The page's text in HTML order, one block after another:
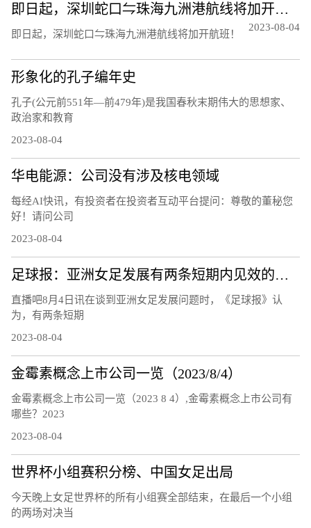
即日起，深圳蛇口⇋珠海九洲港航线将加开航班！
即日起，深圳蛇口⇋珠海九洲港航线将加开航班！
2023-08-04
形象化的孔子编年史
孔子(公元前551年—前479年)是我国春秋末期伟大的思想家、
政治家和教育
2023-08-04
华电能源：公司没有涉及核电领域
每经AI快讯，有投资者在投资者互动平台提问：尊敬的董秘您
好！请问公司
2023-08-04
足球报：亚洲女足发展有两条短期内见效的道路，留洋和归化
直播吧8月4日讯在谈到亚洲女足发展问题时，《足球报》认
为，有两条短期
2023-08-04
金霉素概念上市公司一览（2023/8/4）
金霉素概念上市公司一览（2023 8 4）,金霉素概念上市公司有
哪些？2023
2023-08-04
世界杯小组赛积分榜、中国女足出局
今天晚上女足世界杯的所有小组赛全部结束，在最后一个小组
的两场对决当